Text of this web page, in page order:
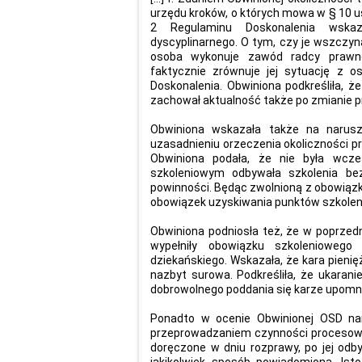
urzędu kroków, o których mowa w § 10
2 Regulaminu Doskonalenia
dyscyplinarnego. O tym, czy je
osoba wykonuje zawód radcy
faktycznie zrównuje jej sytuację z
Doskonalenia. Obwiniona podkreśliła,
zachował aktualność także po zmianie
Obwiniona wskazała także na
uzasadnieniu orzeczenia okoliczności
Obwiniona podała, że nie była
szkoleniowym odbywała szkolenia
powinności. Będąc zwolnioną z
obowiązek uzyskiwania punktów
Obwiniona podniosła też, że w
wypełniły obowiązku
dziekańskiego. Wskazała, że kara
nazbyt surowa. Podkreśliła, że
dobrowolnego poddania się karze
Ponadto w ocenie Obwinionej OSD
przeprowadzaniem czynności
doręczone w dniu rozprawy, po jej